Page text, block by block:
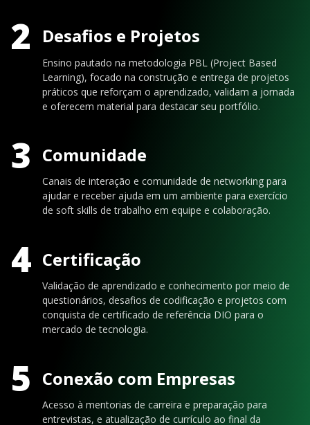
2 Desafios e Projetos
Ensino pautado na metodologia PBL (Project Based
Learning), focado na construção e entrega de projetos
práticos que reforçam o aprendizado, validam a jornada
e oferecem material para destacar seu portfólio.
3 Comunidade
Canais de interação e comunidade de networking para
ajudar e receber ajuda em um ambiente para exercício
de soft skills de trabalho em equipe e colaboração.
4 Certificação
Validação de aprendizado e conhecimento por meio de
questionários, desafios de codificação e projetos com
conquista de certificado de referência DIO para o
mercado de tecnologia.
5 Conexão com Empresas
Acesso à mentorias de carreira e preparação para
entrevistas, e atualização de currículo ao final da